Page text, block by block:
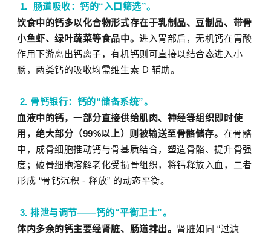
1. 肠道吸收：钙的“入口筛选”。
饮食中的钙多以化合物形式存在于乳制品、豆制品、带骨
小鱼虾、绿叶蔬菜等食品中。进入胃部后，无机钙在胃酸
作用下游离出钙离子，有机钙则可直接以结合态进入小
肠，两类钙的吸收均需维生素 D 辅助。
2. 骨钙银行：钙的“储备系统”。
血液中的钙，一部分直接供给肌肉、神经等组织即时使
用，绝大部分（99%以上）则被输送至骨骼储存。 在骨骼
中，成骨细胞推动钙与骨基质结合，塑造骨骼、提升骨强
度；破骨细胞溶解老化受损骨组织，将钙释放入血，二者
形成 “骨钙沉积 - 释放” 的动态平衡。
3. 排泄与调节——钙的“平衡卫士”。
体内多余的钙主要经肾脏、肠道排出。 肾脏如同 “过滤